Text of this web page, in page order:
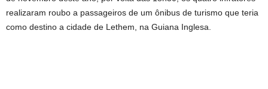
realizaram roubo a passageiros de um ônibus de turismo que teria
como destino a cidade de Lethem, na Guiana Inglesa.